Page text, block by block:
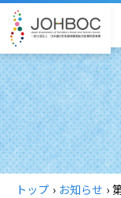
トップ › お知らせ ›